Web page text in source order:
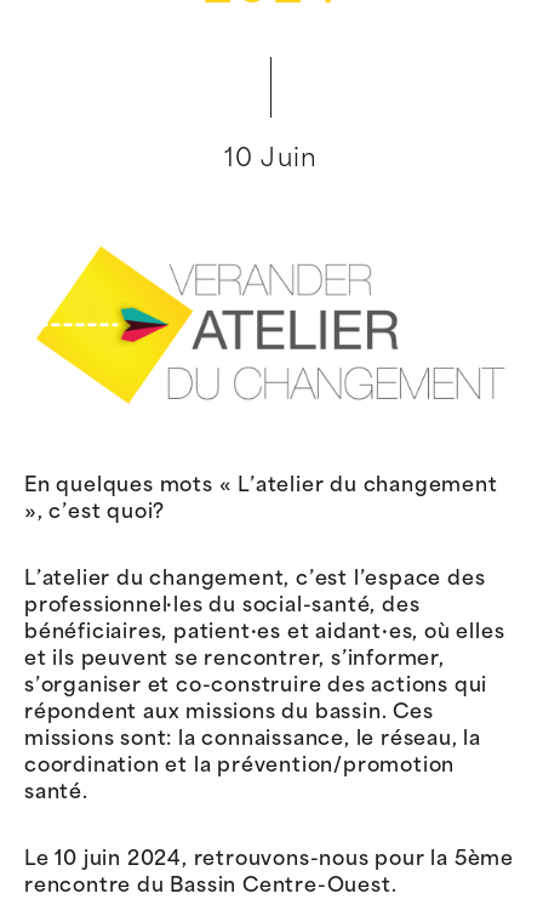
10 Juin
En quelques mots « L’atelier du changement
», c’est quoi?
L’atelier du changement, c’est l’espace des
professionnel·les du social-santé, des
bénéficiaires, patient·es et aidant·es, où elles
et ils peuvent se rencontrer, s’informer,
s’organiser et co-construire des actions qui
répondent aux missions du bassin. Ces
missions sont: la connaissance, le réseau, la
coordination et la prévention/promotion
santé.
Le 10 juin 2024, retrouvons-nous pour la 5ème
rencontre du Bassin Centre-Ouest.